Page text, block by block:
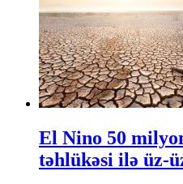
El Nino 50
təhlükəsi ilə üz-